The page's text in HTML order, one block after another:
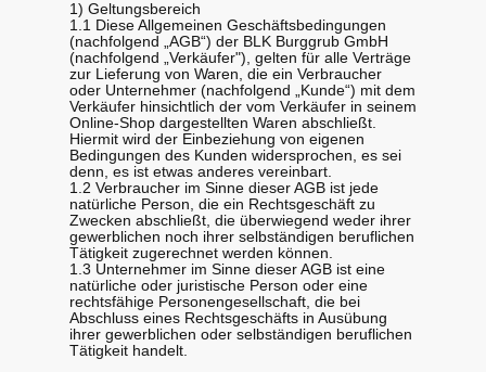
1) Geltungsbereich
1.1 Diese Allgemeinen Geschäftsbedingungen
(nachfolgend „AGB“) der BLK Burggrub GmbH
(nachfolgend „Verkäufer"), gelten für alle Verträge
zur Lieferung von Waren, die ein Verbraucher
oder Unternehmer (nachfolgend „Kunde“) mit dem
Verkäufer hinsichtlich der vom Verkäufer in seinem
Online-Shop dargestellten Waren abschließt.
Hiermit wird der Einbeziehung von eigenen
Bedingungen des Kunden widersprochen, es sei
denn, es ist etwas anderes vereinbart.
1.2 Verbraucher im Sinne dieser AGB ist jede
natürliche Person, die ein Rechtsgeschäft zu
Zwecken abschließt, die überwiegend weder ihrer
gewerblichen noch ihrer selbständigen beruflichen
Tätigkeit zugerechnet werden können.
1.3 Unternehmer im Sinne dieser AGB ist eine
natürliche oder juristische Person oder eine
rechtsfähige Personengesellschaft, die bei
Abschluss eines Rechtsgeschäfts in Ausübung
ihrer gewerblichen oder selbständigen beruflichen
Tätigkeit handelt.